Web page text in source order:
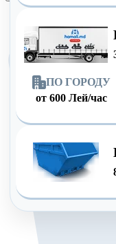
ПО ГОРОДУ
от 600 Лей/час